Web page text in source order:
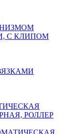
С КЛИПОМ
РОЛЛЕР